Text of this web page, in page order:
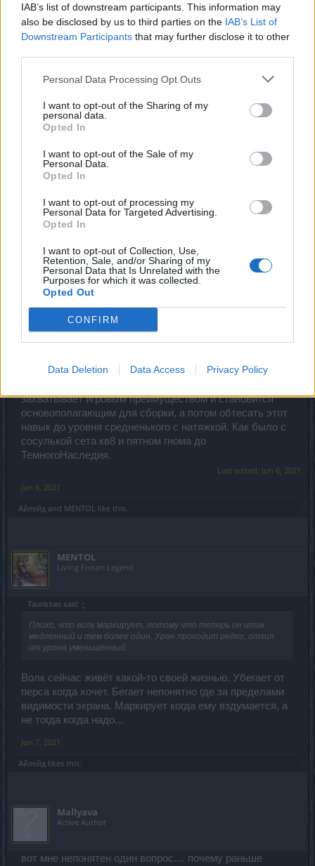
IAB’s list of downstream participants. This information may
also be disclosed by us to third parties on the IAB’s List of
Downstream Participants that may further disclose it to other
Personal Data Processing Opt Outs
I want to opt-out of the Sharing of my
personal data.
Opted In
I want to opt-out of the Sale of my
Personal Data.
Opted In
I want to opt-out of processing my
Personal Data for Targeted Advertising.
Opted In
I want to opt-out of Collection, Use,
Retention, Sale, and/or Sharing of my
Personal Data that Is Unrelated with the
Purposes for which it was collected.
Opted Out
CONFIRM
Data Deletion Data Access Privacy Policy
не идет , когда бежит за хозяином - отхил не идет , от
дерева отбежишь подальше - отхил не идет , то есть
половину игры отхила нет совсем . По хорошему волку
дамаге . Или же сделать 3ёх волков без исчезания , а
донести это до разрабов , не раз пожалеешь , что нет
тут модераторов , много понаписали бы следопыты , а
так что ни пиши , все бесполезно . Английским к
сожалению не владею , чтобы написать на англ .
форуме , а через перевод , будет коряво и непонятно .
Jun 4, 2021
Айлейд likes this.
Taurissan
Forum Great Master
Плохо, что волк маркирует, потому что теперь он итак
медленный и тем более один. Урон проходит редко,
отхил от урона уменьшенный.
Потому даже выгодней брать стаю волков, убегающих
Нерф перка неисчезающих волков, имхо. Но это и в
захватывает игровым преимуществом и становится
основополагающим для сборки, а потом обтесать этот
навык до уровня средненького с натяжкой. Как было с
сосулькой сета кв8 и пятном гнома до
ТемногоНаследия.
Last edited: Jun 6, 2021
Jun 6, 2021
Айлейд and MENTOL like this.
MENTOL
Living Forum Legend
Taurissan said: ↑
Плохо, что волк маркирует, потому что теперь он итак
медленный и тем более один. Урон проходит редко, отхил
от урона уменьшенный.
Волк сейчас живёт какой-то своей жизнью. Убегает от
перса когда хочет. Бегает непонятно где за пределами
видимости экрана. Маркирует когда ему вздумается, а
не тогда когда надо...
Jun 7, 2021
Айлейд likes this.
Mallyava
Active Author
вот мне непонятен один вопрос.... почему раньше